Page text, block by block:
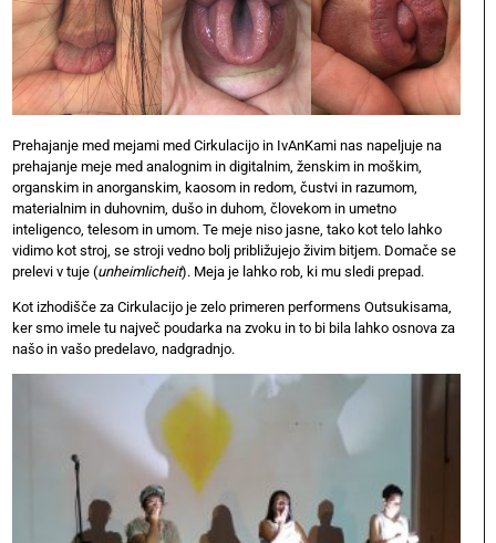
Prehajanje med mejami med Cirkulacijo in IvAnKami nas napeljuje na
prehajanje meje med analognim in digitalnim, ženskim in moškim,
organskim in anorganskim, kaosom in redom, čustvi in razumom,
materialnim in duhovnim, dušo in duhom, človekom in umetno
inteligenco, telesom in umom. Te meje niso jasne, tako kot telo lahko
vidimo kot stroj, se stroji vedno bolj približujejo živim bitjem. Domače se
prelevi v tuje (unheimlicheit). Meja je lahko rob, ki mu sledi prepad.
Kot izhodišče za Cirkulacijo je zelo primeren performens Outsukisama,
ker smo imele tu največ poudarka na zvoku in to bi bila lahko osnova za
našo in vašo predelavo, nadgradnjo.